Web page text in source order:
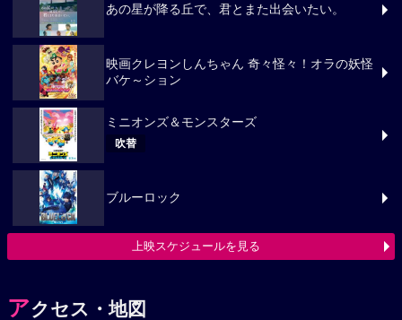
あの星が降る丘で、君とまた出会いたい。
映画クレヨンしんちゃん 奇々怪々！オラの妖怪
バケ～ション
ミニオンズ＆モンスターズ
吹替
ブルーロック
上映スケジュールを見る
アクセス・地図